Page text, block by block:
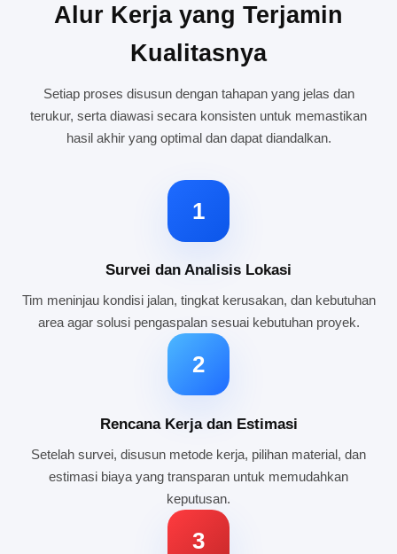
Alur Kerja yang Terjamin
Kualitasnya
Setiap proses disusun dengan tahapan yang jelas dan
terukur, serta diawasi secara konsisten untuk memastikan
hasil akhir yang optimal dan dapat diandalkan.
1
Survei dan Analisis Lokasi
Tim meninjau kondisi jalan, tingkat kerusakan, dan kebutuhan
area agar solusi pengaspalan sesuai kebutuhan proyek.
2
Rencana Kerja dan Estimasi
Setelah survei, disusun metode kerja, pilihan material, dan
estimasi biaya yang transparan untuk memudahkan
keputusan.
3